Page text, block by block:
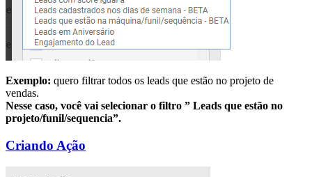
Exemplo: quero filtrar todos os leads que estão no projeto de
vendas.
Nesse caso, você vai selecionar o filtro ” Leads que estão no
projeto/funil/sequencia”.
Criando Ação